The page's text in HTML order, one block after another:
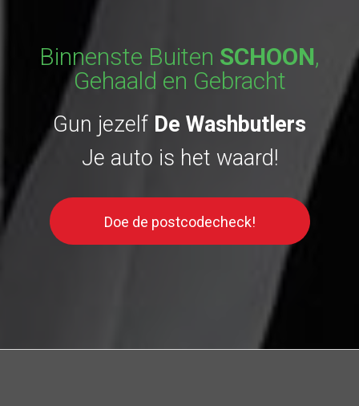
Binnenste Buiten SCHOON,
Gehaald en Gebracht
Gun jezelf De Washbutlers
Je auto is het waard!
Doe de postcodecheck!